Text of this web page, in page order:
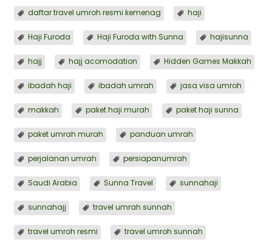
daftar travel umroh resmi kemenag haji
Haji Furoda Haji Furoda with Sunna hajisunna
hajj hajj acomodation Hidden Games Makkah
ibadah haji ibadah umrah jasa visa umroh
makkah paket haji murah paket haji sunna
paket umrah murah panduan umrah
perjalanan umrah persiapanumrah
Saudi Arabia Sunna Travel sunnahaji
sunnahajj travel umrah sunnah
travel umroh resmi travel umroh sunnah